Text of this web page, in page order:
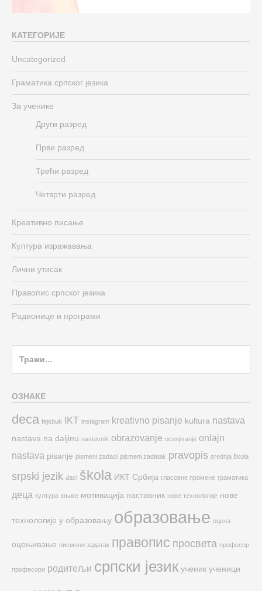
КАТЕГОРИЈЕ
Uncategorized
Граматика српског језика
За ученике
Други разред
Први разред
Трећи разред
Четврти разред
Креативно писање
Култура изражавања
Лични утисак
Правопис српског језика
Радионице и програми
ОЗНАКЕ
deca fejsbuk IKT instagram kreativno pisanje kultura nastava
nastava na daljinu nastavnik obrazovanje ocenjivanje onlajn
nastava pisanje pismeni zadaci pismeni zadatak pravopis srednja škola
srpski jezik đaci škola ИКТ Србија гласовне промене граматика
деца култура књиге мотивација наставник нове технологије нове
технологије у образовању образовање оцена
оцењивање писмени задатак правопис просвета професор
професори родитељи српски језик ученик ученици